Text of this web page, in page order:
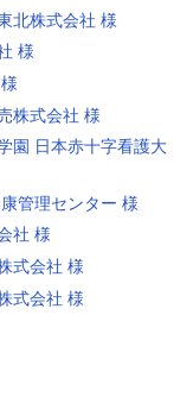
北株式会社 様
様
株式会社 様
園 日本赤十字看護大
管理センター 様
社 様
式会社 様
式会社 様